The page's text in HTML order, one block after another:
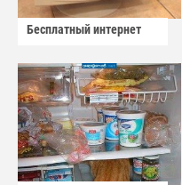
Бесплатный интернет